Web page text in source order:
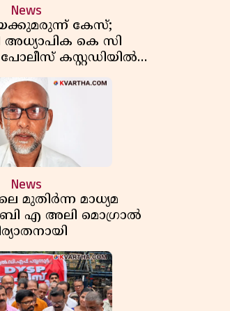
News
കേസ്;
കെ സി
കസ്റ്റഡിയിൽ
News
മുതിർന്ന മാധ്യമ
എ അലി മൊഗ്രാൽ